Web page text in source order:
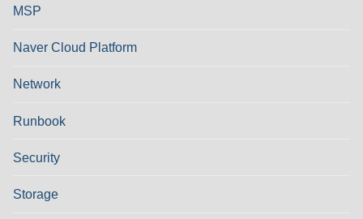
MSP
Naver Cloud Platform
Network
Runbook
Security
Storage